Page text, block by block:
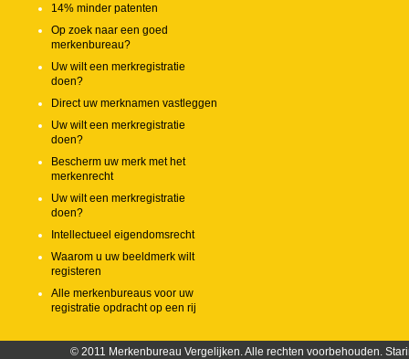
14% minder patenten
Op zoek naar een goed
merkenbureau?
Uw wilt een merkregistratie
doen?
Direct uw merknamen vastleggen
Uw wilt een merkregistratie
doen?
Bescherm uw merk met het
merkenrecht
Uw wilt een merkregistratie
doen?
Intellectueel eigendomsrecht
Waarom u uw beeldmerk wilt
registeren
Alle merkenbureaus voor uw
registratie opdracht op een rij
© 2011 Merkenbureau Vergelijken. Alle rechten voorbehouden.